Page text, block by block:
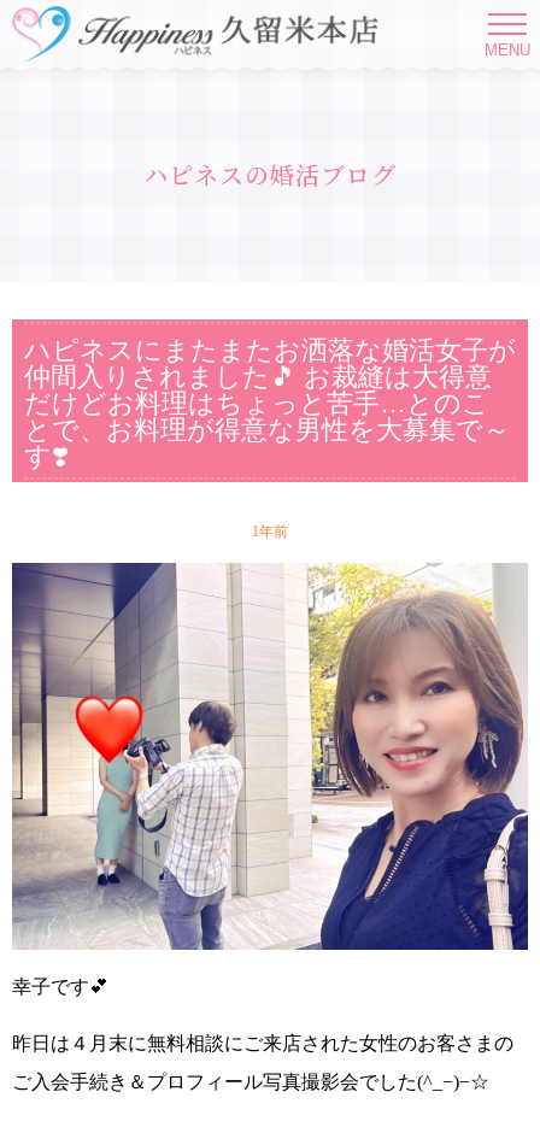
MENU
ハピネスの婚活ブログ
ハピネスにまたまたお洒落な婚活女子が
仲間入りされました🎵 お裁縫は大得意
だけどお料理はちょっと苦手…とのこ
とで、お料理が得意な男性を大募集で～
す❣️
1年前
幸子です💕
昨日は４月末に無料相談にご来店された女性のお客さまの
ご入会手続き＆プロフィール写真撮影会でした(^_−)−☆